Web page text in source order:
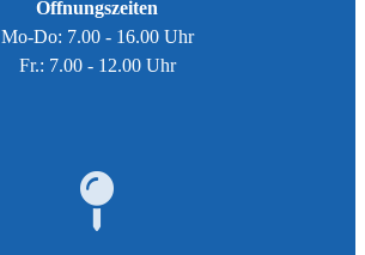
Öffnungszeiten
Mo-Do: 7.00 - 16.00 Uhr
Fr.: 7.00 - 12.00 Uhr